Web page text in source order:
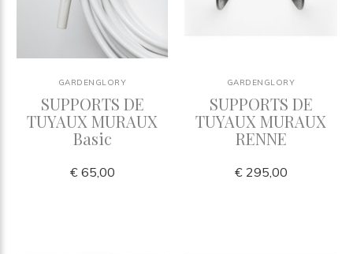
GARDENGLORY
SUPPORTS DE
TUYAUX MURAUX
Basic
€ 65,00
GARDENGLORY
SUPPORTS DE
TUYAUX MURAUX
RENNE
€ 295,00